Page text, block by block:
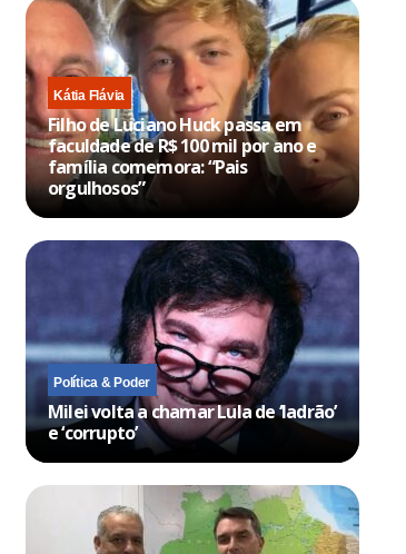
Kátia Flávia
Filho de Luciano Huck passa em
faculdade de R$ 100 mil por ano e
família comemora: “Pais
orgulhosos”
Política & Poder
Milei volta a chamar Lula de ‘ladrão’
e ‘corrupto’